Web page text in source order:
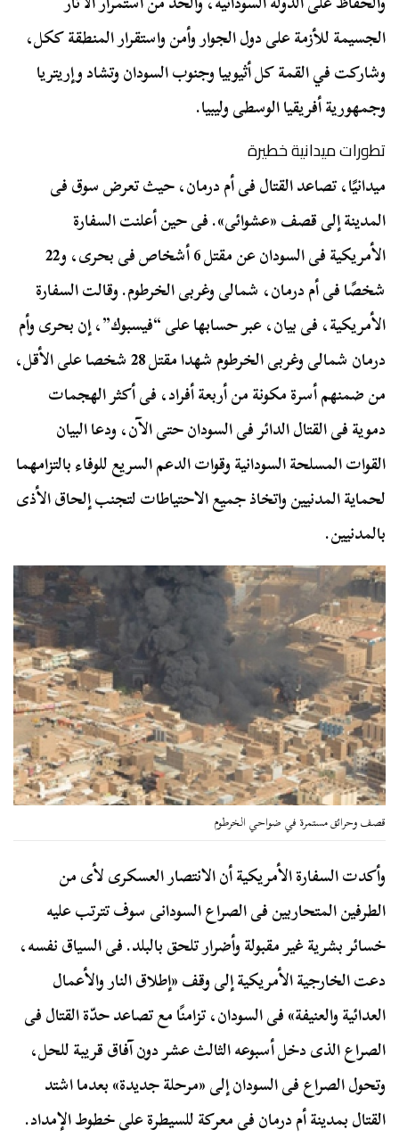
الجسيمة للأزمة على دول الجوار وأمن واستقرار المنطقة ككل،
وشاركت في القمة كل أثيوبيا وجنوب السودان وتشاد وإريتريا
وجمهورية أفريقيا الوسطى وليبيا.
تطورات ميدانية خطيرة
ميدانيًا، تصاعد القتال فى أم درمان، حيث تعرض سوق فى
المدينة إلى قصف «عشوائى». فى حين أعلنت السفارة
الأمريكية فى السودان عن مقتل 6 أشخاص فى بحرى، و22
شخصًا فى أم درمان، شمالى وغربى الخرطوم. وقالت السفارة
الأمريكية، فى بيان، عبر حسابها على “فيسبوك”، إن بحرى وأم
درمان شمالى وغربى الخرطوم شهدا مقتل 28 شخصا على الأقل،
من ضمنهم أسرة مكونة من أربعة أفراد، فى أكثر الهجمات
دموية فى القتال الدائر فى السودان حتى الآن، ودعا البيان
القوات المسلحة السودانية وقوات الدعم السريع للوفاء بالتزامهما
لحماية المدنيين واتخاذ جميع الاحتياطات لتجنب إلحاق الأذى
بالمدنيين.
قصف وحرائق مستمرة في ضواحي الخرطوم
وأكدت السفارة الأمريكية أن الانتصار العسكرى لأى من
الطرفين المتحاربين فى الصراع السودانى سوف تترتب عليه
خسائر بشرية غير مقبولة وأضرار تلحق بالبلد. فى السياق نفسه،
دعت الخارجية الأمريكية إلى وقف «إطلاق النار والأعمال
العدائية والعنيفة» فى السودان، تزامنًا مع تصاعد حدّة القتال فى
الصراع الذى دخل أسبوعه الثالث عشر دون آفاق قريبة للحل،
وتحول الصراع فى السودان إلى «مرحلة جديدة» بعدما اشتد
القتال بمدينة أم درمان فى معركة للسيطرة على خطوط الإمداد.